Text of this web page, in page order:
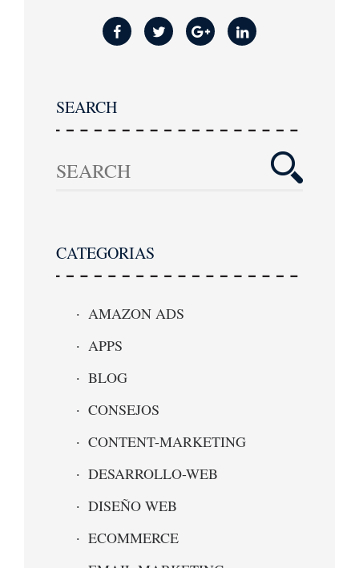
SEARCH
CATEGORIAS
AMAZON ADS
APPS
BLOG
CONSEJOS
CONTENT-MARKETING
DESARROLLO-WEB
DISEÑO WEB
ECOMMERCE